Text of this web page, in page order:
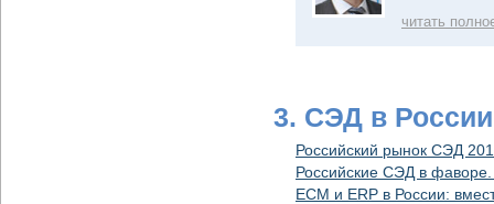
читать
3. СЭД в
Российский рынок СЭД
Российские СЭД в
ECM и ERP в России: